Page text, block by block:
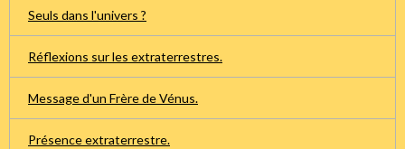
Seuls dans l'univers ?
Réflexions sur les extraterrestres.
Message d'un Frère de Vénus.
Présence extraterrestre.